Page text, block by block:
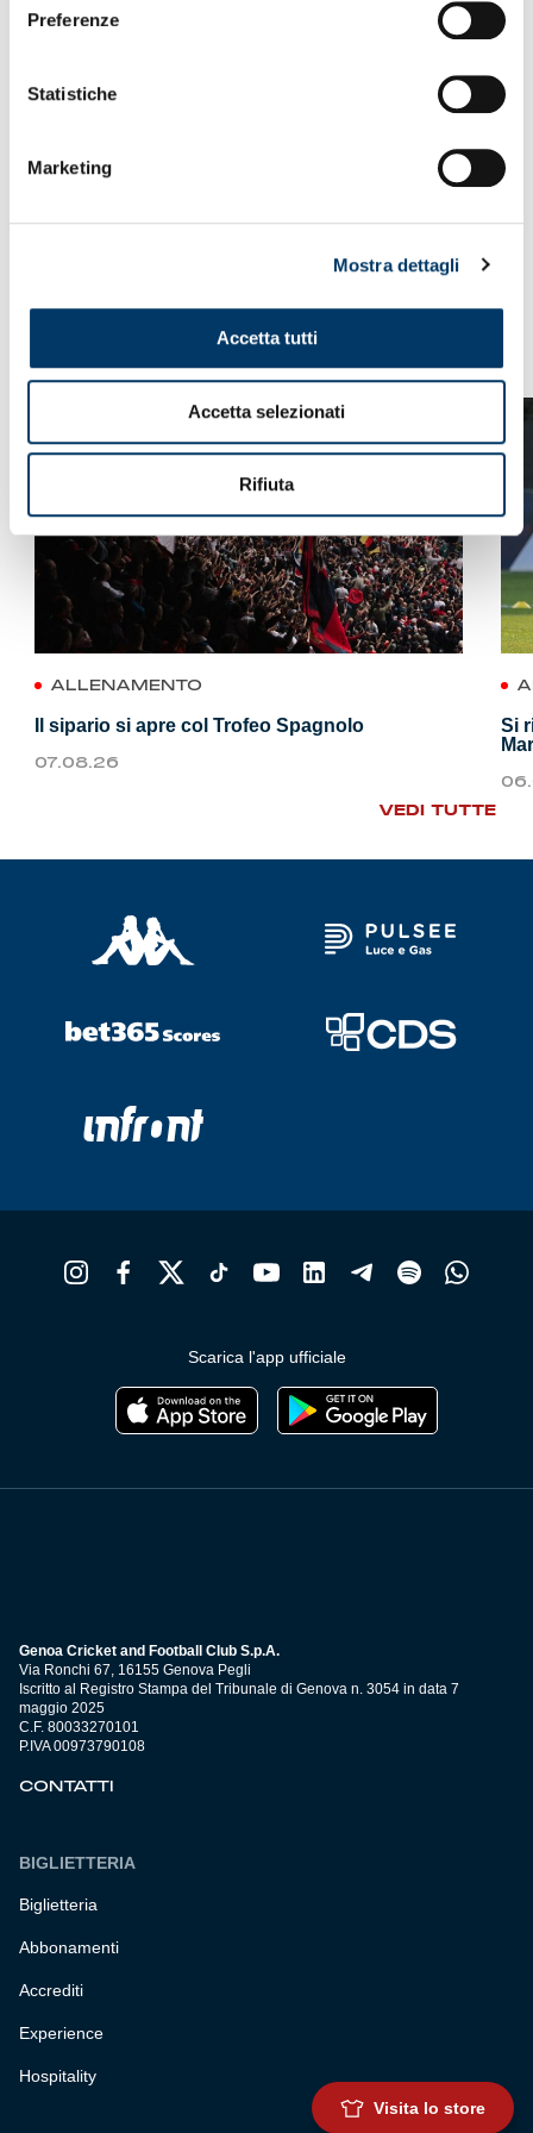
Preferenze
Statistiche
Marketing
Mostra dettagli
Accetta tutti
Accetta selezionati
Rifiuta
VEDI ANCHE
ALLENAMENTO
Il sipario si apre col Trofeo Spagnolo
07.08.26
Si
VEDI TUTTE
Scarica l'app ufficiale
Genoa Cricket and Football Club S.p.A.
Via Ronchi 67, 16155 Genova Pegli
Iscritto al Registro Stampa del Tribunale di Genova n. 3054 in data 7
maggio 2025
C.F. 80033270101
P.IVA 00973790108
CONTATTI
BIGLIETTERIA
Biglietteria
Abbonamenti
Accrediti
Experience
Hospitality
Visita lo store